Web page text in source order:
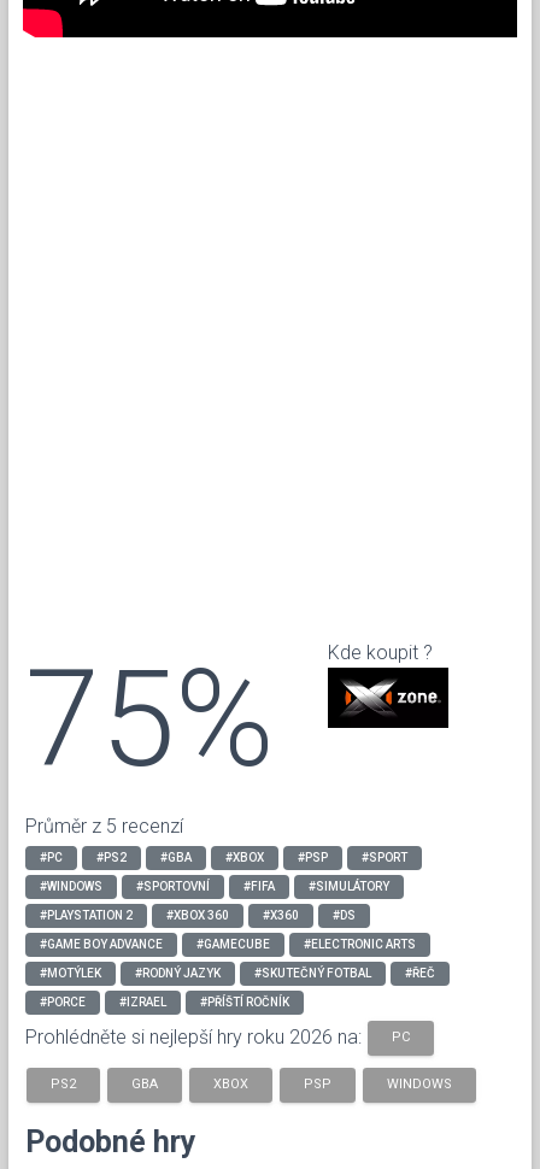
75%
Průměr z 5 recenzí
Kde koupit ?
#PC #PS2 #GBA #XBOX #PSP #SPORT
#WINDOWS #SPORTOVNÍ #FIFA #SIMULÁTORY
#PLAYSTATION 2 #XBOX 360 #X360 #DS
#GAME BOY ADVANCE #GAMECUBE #ELECTRONIC ARTS
#MOTÝLEK #RODNÝ JAZYK #SKUTEČNÝ FOTBAL #ŘEČ
#PORCE #IZRAEL #PŘÍŠTÍ ROČNÍK
Prohlédněte si nejlepší hry roku 2026 na: PC
PS2 GBA XBOX PSP WINDOWS
Podobné hry